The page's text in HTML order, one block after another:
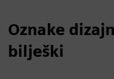
Oznake
bilješki